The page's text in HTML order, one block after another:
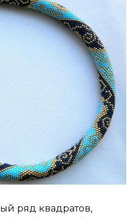
ряд квадратов,